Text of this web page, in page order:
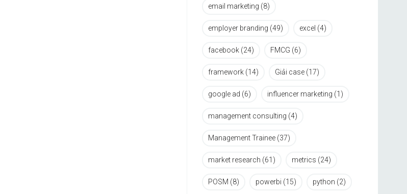
email marketing (8)
employer branding (49) excel (4)
facebook (24) FMCG (6)
framework (14) Giải case (17)
google ad (6) influencer marketing (1)
management consulting (4)
Management Trainee (37)
market research (61) metrics (24)
POSM (8) powerbi (15) python (2)